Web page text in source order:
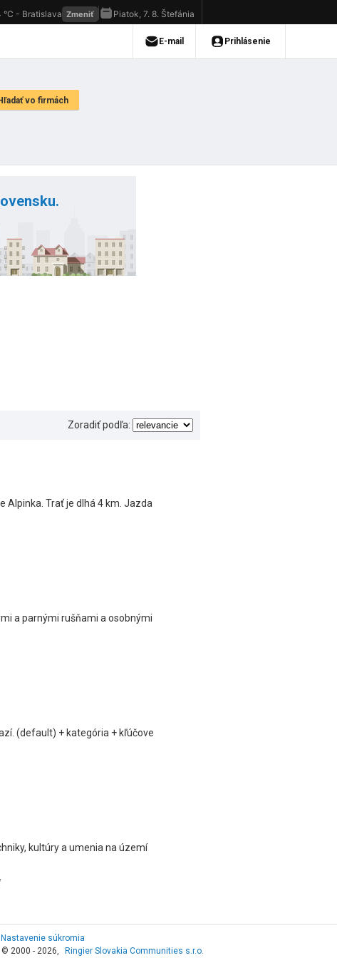
Zoradiť podľa:
Alpinka. Trať je dlhá 4 km. Jazda
a parnými rušňami a osobnými
(default) + kategória + kľúčove
kultúry a umenia na území
Nastavenie súkromia
© 2000 - 2026,
Ringier Slovakia Communities s.r.o.